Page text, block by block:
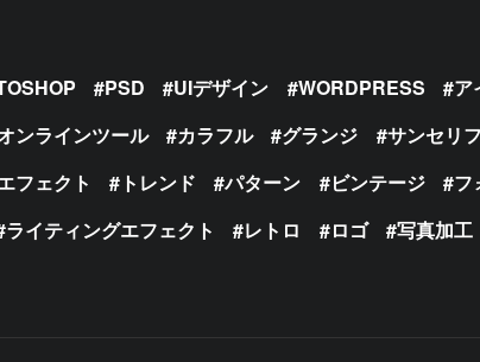
PSD UIデザイン WORDPRESS ア
ンラインツール カラフル グランジ サンセリフ
フェクト トレンド パターン ビンテージ フ
ライティングエフェクト レトロ ロゴ 写真加工